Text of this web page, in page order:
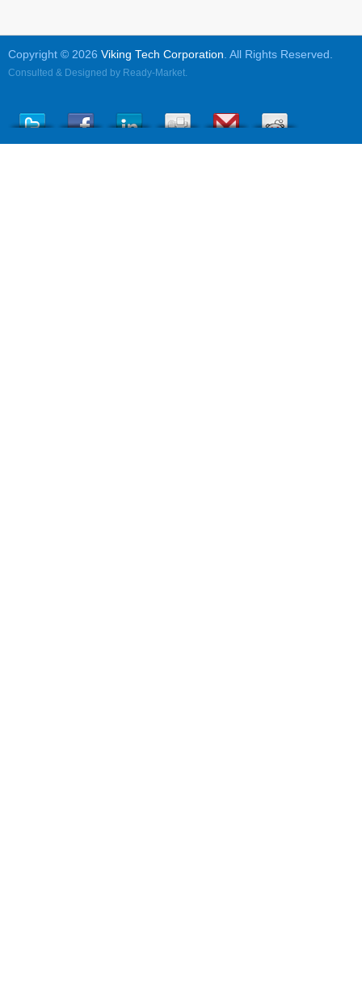
Copyright © 2026 Viking Tech Corporation. All Rights Reserved.
Consulted & Designed by Ready-Market.